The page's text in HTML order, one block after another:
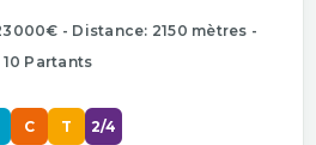
- Distance: 2150 mètres -
10 Partants
C T 2/4